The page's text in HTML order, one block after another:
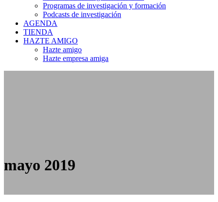
Programas de investigación y formación
Podcasts de investigación
AGENDA
TIENDA
HAZTE AMIGO
Hazte amigo
Hazte empresa amiga
mayo 2019